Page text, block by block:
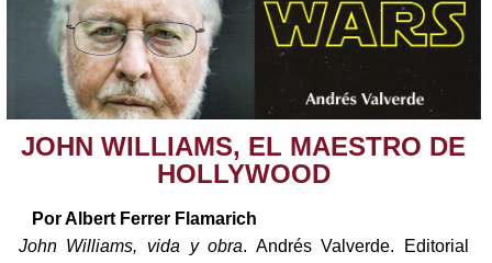
JOHN WILLIAMS, EL MAESTRO DE
HOLLYWOOD
Por Albert Ferrer Flamarich
John Williams, vida y obra. Andrés Valverde. Editorial